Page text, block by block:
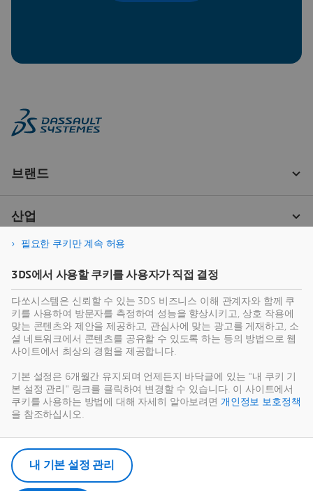
필요한 쿠키만 계속 허용
3DS에서 사용할 쿠키를 사용자가 직접 결정
다쏘시스템은 신뢰할 수 있는 3DS 비즈니스 이해 관계자와 함께 쿠
키를 사용하여 방문자를 측정하여 성능을 향상시키고, 상호 작용에
맞는 콘텐츠와 제안을 제공하고, 관심사에 맞는 광고를 게재하고, 소
셜 네트워크에서 콘텐츠를 공유할 수 있도록 하는 등의 방법으로 웹
사이트에서 최상의 경험을 제공합니다.
기본 설정은 6개월간 유지되며 언제든지 바닥글에 있는 "내 쿠키 기
본 설정 관리" 링크를 클릭하여 변경할 수 있습니다. 이 사이트에서
쿠키를 사용하는 방법에 대해 자세히 알아보려면 개인정보 보호정책
을 참조하십시오.
내 기본 설정 관리